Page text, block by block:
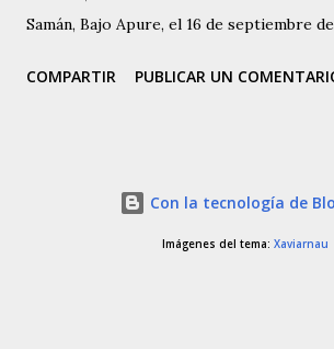
Samán, Bajo Apure, el 16 de septiembre de
Maluenga, quien era oriundo de
región del Bajo Apure cuando José
joven. Allí recibió clases de música de Don
COMPARTIR PUBLICAR UN
Con la tecnología de
Imágenes del tema: Xaviarnau